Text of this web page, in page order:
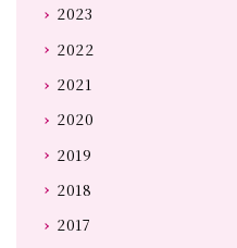
2023
2022
2021
2020
2019
2018
2017